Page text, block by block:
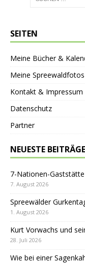
SEITEN
Meine Bücher &
Meine Spreewaldfotos
Kontakt & Impressum
Datenschutz
Partner
NEUESTE BEITRÄGE
7-Nationen-
7. August 2026
Spreewälder
1. August 2026
Kurt Vorwachs und
28. Juli 2026
Wie bei einer